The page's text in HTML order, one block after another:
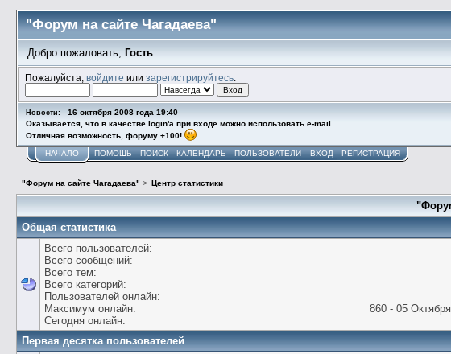
"Форум на сайте Чагадаева"
Добро пожаловать, Гость
Пожалуйста,войдите илизарегистрируйтесь
Новости:
16 октября 2008 года 19:40
Оказывается, что в качестве login'а при входе можно использовать e-mail.
Отличная возможность, форуму +100!
НАЧАЛО ПОМОЩЬ ПОИСК КАЛЕНДАРЬ ПОЛЬЗОВАТЕЛИ ВХОД РЕГИСТРАЦИЯ
"Форум на сайте Чагадаева" > Центр статистики
Общая статистика
Всего пользователей:
Всего сообщений:
Всего тем:
Всего категорий:
Пользователей онлайн:
Максимум онлайн:
860 - 05
Сегодня онлайн:
Первая десятка пользователей